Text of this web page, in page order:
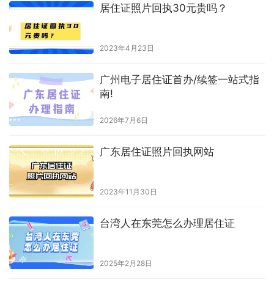
居住证照片回执30元贵吗？
2023年4月23日
广州电子居住证首办/续签一站式指
南!
2026年7月6日
广东居住证照片回执网站
2023年11月30日
台湾人在东莞怎么办理居住证
2025年2月28日